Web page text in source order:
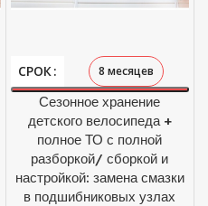
СРОК 8 месяцев
Сезонное хранение
детского велосипеда +
полное ТО с полной
разборкой/ сборкой и
настройкой: замена смазки
в подшибниковых узлах